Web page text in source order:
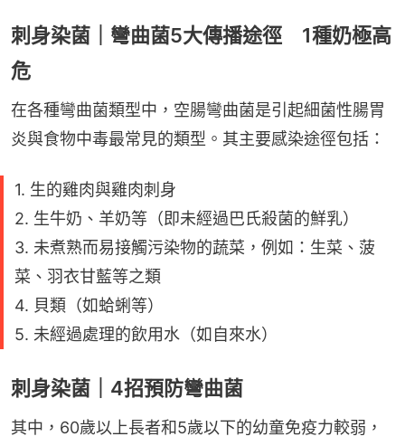
刺身染菌｜彎曲菌5大傳播途徑 1種奶極高
危
在各種彎曲菌類型中，空腸彎曲菌是引起細菌性腸胃
炎與食物中毒最常見的類型。其主要感染途徑包括：
1. 生的雞肉與雞肉刺身
2. 生牛奶、羊奶等（即未經過巴氏殺菌的鮮乳）
3. 未煮熟而易接觸污染物的蔬菜，例如：生菜、菠
菜、羽衣甘藍等之類
4. 貝類（如蛤蜊等）
5. 未經過處理的飲用水（如自來水）
刺身染菌｜4招預防彎曲菌
其中，60歲以上長者和5歲以下的幼童免疫力較弱，